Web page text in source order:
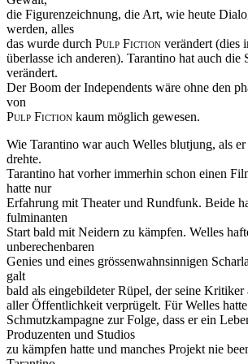
die Figurenzeichnung, die Art, wie heute
werden, alles
das wurde durch Pulp Fiction verändert (dies
überlasse ich anderen). Tarantino hat auch die
verändert.
Der Boom der Independents wäre ohne den
von
Pulp Fiction kaum möglich gewesen.
Wie Tarantino war auch Welles blutjung, als
drehte.
Tarantino hat vorher immerhin schon einen
hatte nur
Erfahrung mit Theater und Rundfunk. Beide
fulminanten
Start bald mit Neidern zu kämpfen. Welles
unberechenbaren
Genies und eines grössenwahnsinnigen
galt
bald als eingebildeter Rüpel, der seine Kritiker
aller Öffentlichkeit verprügelt. Für Welles
Schmutzkampagne zur Folge, dass er ein
Produzenten und Studios
zu kämpfen hatte und manches Projekt nie